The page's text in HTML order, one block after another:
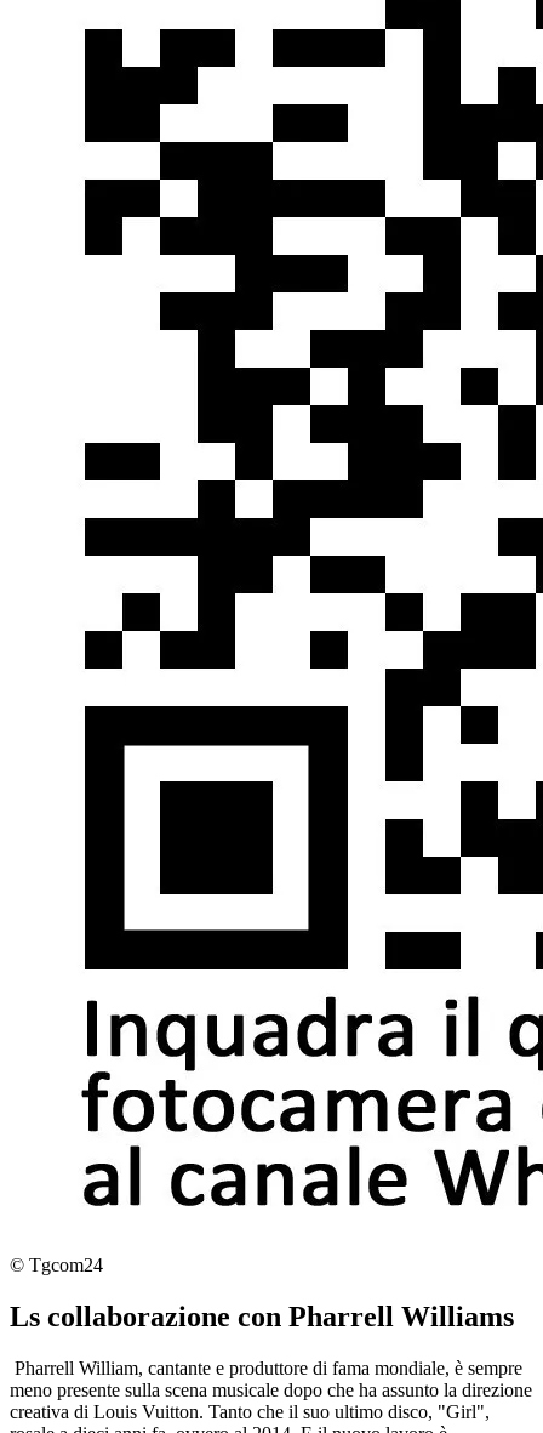
© Tgcom24
Ls collaborazione con Pharrell Williams
Pharrell William, cantante e produttore di fama mondiale, è sempre
meno presente sulla scena musicale dopo che ha assunto la direzione
creativa di Louis Vuitton. Tanto che il suo ultimo disco, "Girl",